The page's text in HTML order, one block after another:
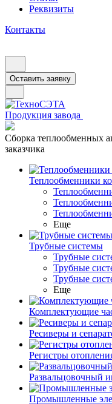
Реквизиты
Контакты
Оставить заявку
Продукция завода
Сборка теплообменных
заказчика
Теплообменники
Еще
Трубные системы
Трубные
Трубные
Трубные
Еще
Комплектующие
Ресиверы и
Регистры
Развальцовочный
Промышленные